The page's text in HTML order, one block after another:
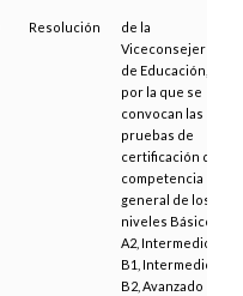
Resolución
de la
Viceconsejería
de Educación,
por la que se
convocan las
pruebas de
certificación de
competencia
general de los
niveles Básico
A2, Intermedio
B1, Intermedio
B2, Avanzado C1